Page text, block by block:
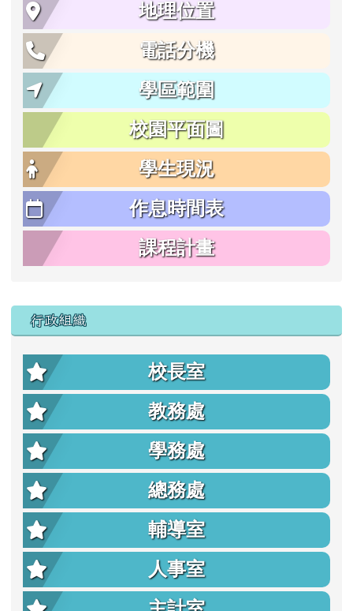
地理位置
電話分機
學區範圍
校園平面圖
學生現況
作息時間表
課程計畫
行政組織
校長室
教務處
學務處
總務處
輔導室
人事室